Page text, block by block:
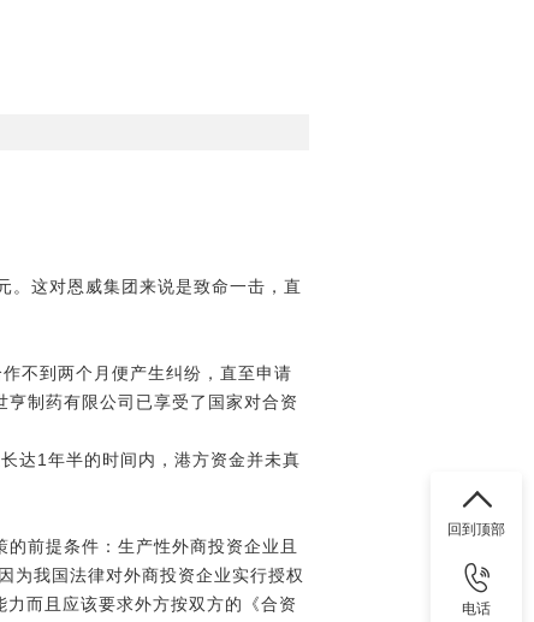
这对恩威集团来说是致命一击，直
不到两个月便产生纠纷，直至申请
制药有限公司已享受了国家对合资
达1年半的时间内，港方资金并未真
前提条件：生产性外商投资企业且
为我国法律对外商投资企业实行授权
而且应该要求外方按双方的《合资
回到顶部
电话